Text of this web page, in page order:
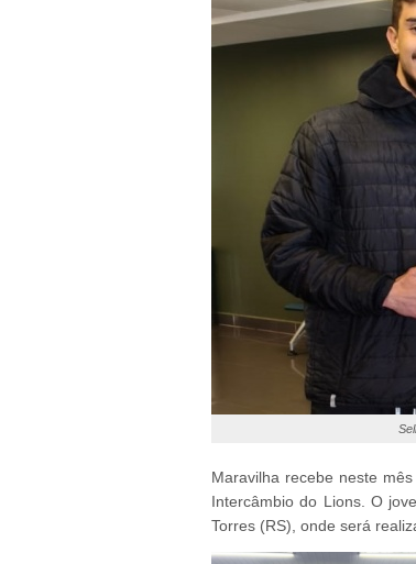
Maravilha recebe neste
Intercâmbio do Lions. O
Torres (RS), onde será